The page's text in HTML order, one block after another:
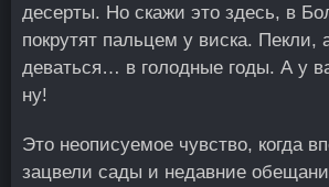
десерты. Но скажи это здесь, в
покрутят пальцем у виска. Пекли,
деваться… в голодные годы. А у
ну!
Это неописуемое чувство, когда
зацвели сады и недавние